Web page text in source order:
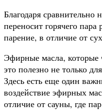
Благодаря сравнительно
переносит горячего
парение, в отличие от
Эфирные масла, которые
это полезно не только
Здесь есть еще один
воздействие эфирных
отличие от сауны, где